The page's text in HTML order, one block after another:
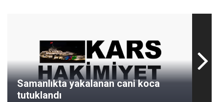
Samanlıkta yakalanan cani koca
tutuklandı